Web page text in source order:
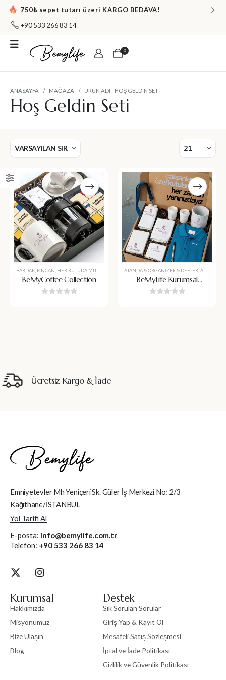
750₺ sepet tutarı üzeri KARGO BEDAVA!
+90 533 266 83 14
0
ANASAYFA MAĞAZA ÜRÜN ADI - HOŞ GELDIN SETI
Hoş Geldin Seti
BARDAK FINCAN HER KUTUDA MUTLULUK KAHVE BARDAĞI & SETLERI ,KENDI KUTUNU YAP
BeMyCoffee Collection
AJANDA & ORGANIZER & DEFTER ANAHTARLIK & ROZET
BeMyLife Kurumsal
Başlangıç Seti
Ücretsiz Kargo & İade
Emniyetevler Mh Yeniçeri Sk. Güler İş Merkezi No: 2/3
Kağıthane/İSTANBUL
Yol Tarifi Al
E-posta: info@bemylife.com.tr
Telefon: +90 533 266 83 14
Kurumsal
Hakkımızda
Misyonumuz
Bize Ulaşın
Blog
Destek
Sık Sorulan Sorular
Giriş Yap & Kayıt Ol
Mesafeli Satış Sözleşmesi
İptal ve İade Politikası
Gizlilik ve Güvenlik Politikası